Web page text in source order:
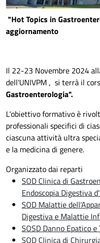
"Hot Topics in
aggiornamento
Il 22-23 Novembre 2024
dell'UNIVPM , si terrà il
Gastroenterologia".
L'obiettivo formativo è
professionali specifici di
ciascuna attività ultra
e la medicina di genere.
Organizzato dai reparti
SOD Clinica di
Endoscopia Digestiva
SOD Malattie
Digestiva e Malattie
SOSD Danno Epatico
SOD Clinica di